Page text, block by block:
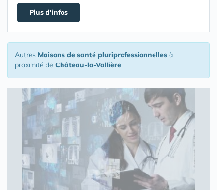
Plus d'infos
Autres Maisons de santé pluriprofessionnelles à
proximité de Château-la-Vallière